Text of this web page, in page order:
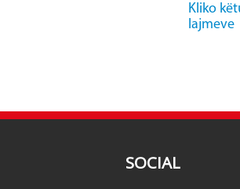
Kliko
lajmeve
SOCIAL